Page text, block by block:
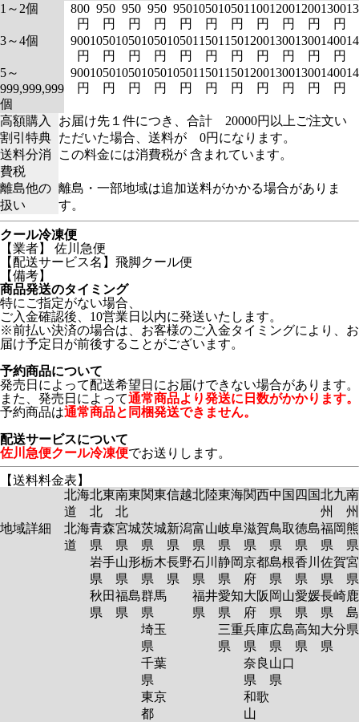
1～2個
800
円
950
円
950
円
950
円
950
円
1050
円
1050
円
1100
円
1200
円
1200
円
1300
円
3～4個
900
円
1050
円
1050
円
1050
円
1050
円
1150
円
1150
円
1200
円
1300
円
1300
円
1400
円
5～
999,999,999
個
900
円
1050
円
1050
円
1050
円
1050
円
1150
円
1150
円
1200
円
1300
円
1300
円
1400
円
高額購入
割引特典
お届け先１件につき、合計 20000円以上ご注文い
ただいた場合、送料が 0円になります。
送料分消
費税
この料金には消費税が 含まれています。
離島他の
扱い
離島・一部地域は追加送料がかかる場合がありま
す。
クール冷凍便
【業者】 佐川急便
【配送サービス名】飛脚クール便
【備考】
商品発送のタイミング
特にご指定がない場合、
ご入金確認後、10営業日以内に発送いたします。
※前払い決済の場合は、お客様のご入金タイミングにより、お
届け予定日が前後することがございます。
予約商品について
発売日によって配送希望日にお届けできない場合があります。
また、発売日によって通常商品より発送に日数がかかります。
予約商品は通常商品と同梱発送できません。
配送サービスについて
佐川急便クール冷凍便でお送りします。
【送料料金表】
北海
道
北東
北
南東
北
関東信越北陸東海関西中国 四国北九
州
州
地域詳細
北海
道
青森
県
岩手
県
秋田
県
宮城
県
山形
県
福島
県
茨城
県
栃木
県
群馬
県
埼玉
県
千葉
県
東京
都
新潟
県
長野
県
富山
県
石川
県
福井
県
岐阜
県
静岡
県
愛知
県
三重
県
滋賀
県
京都
府
大阪
府
兵庫
県
奈良
県
和歌
山
鳥取
県
島根
県
岡山
県
広島
県
山口
県
徳島
県
香川
県
愛媛
県
高知
県
福岡
県
佐賀
県
長崎
県
大分
県
島